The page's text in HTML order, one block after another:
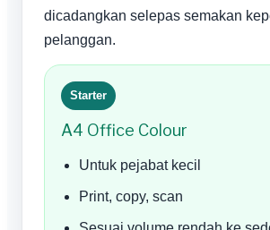
dicadangkan selepas semakan
pelanggan.
Starter
A4 Office Colour
Untuk pejabat kecil
Print, copy, scan